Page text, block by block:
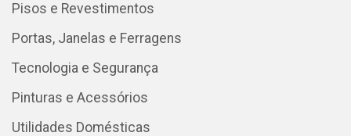
Pisos e Revestimentos
Portas, Janelas e Ferragens
Tecnologia e Segurança
Pinturas e Acessórios
Utilidades Domésticas